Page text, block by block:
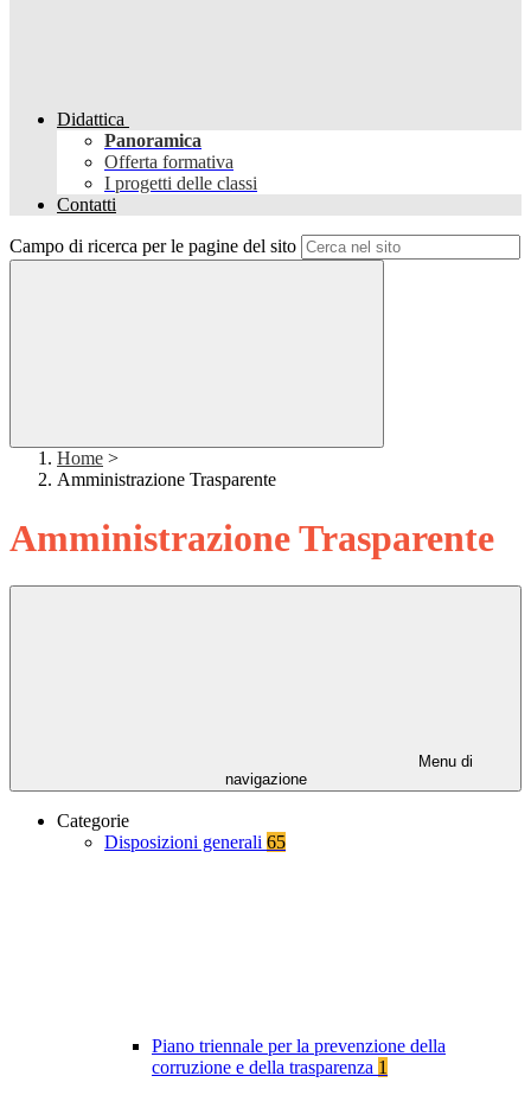
Didattica
Panoramica
Offerta formativa
I progetti delle classi
Contatti
Campo di ricerca per le pagine del sito
Home >
Amministrazione Trasparente
Amministrazione Trasparente
Menu di
navigazione
Categorie
Disposizioni generali 65
Piano triennale per la prevenzione della
corruzione e della trasparenza 1